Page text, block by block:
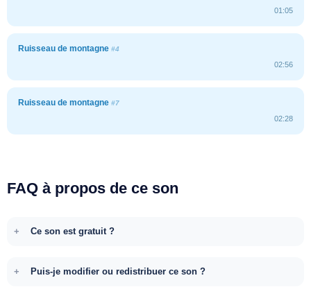
01:05
Ruisseau de montagne #4
02:56
Ruisseau de montagne #7
02:28
FAQ à propos de ce son
Ce son est gratuit ?
Puis-je modifier ou redistribuer ce son ?